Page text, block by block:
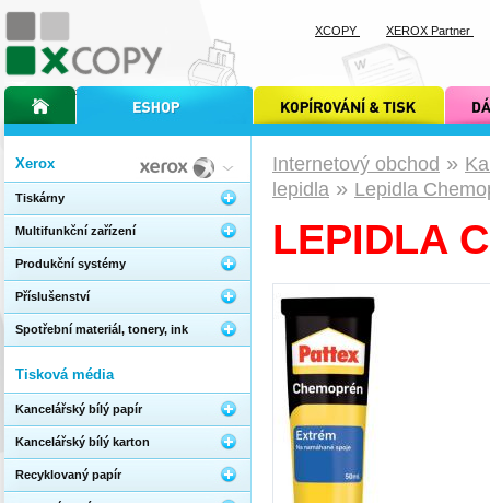
Internetový obchod »
lepidla » Lepidla
LEPIDLA
Xerox
Tiskárny
Multifunkční zařízení
Produkční systémy
Příslušenství
Spotřební materiál, tonery, ink
Tisková média
Kancelářský bílý papír
Kancelářský bílý karton
Recyklovaný papír
úvodní stránka xcopyinternetový obchod xcopy kopírování a tisk xcopy dárkové
XCOPY XEROX Partner